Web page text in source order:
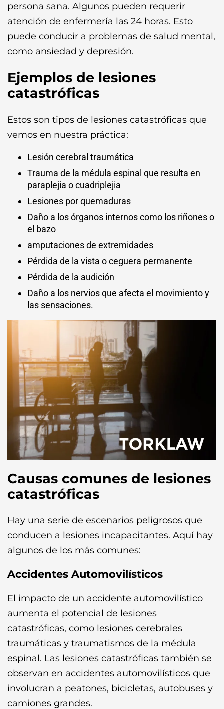
persona sana. Algunos pueden requerir
atención de enfermería las 24 horas. Esto
puede conducir a problemas de salud mental,
como ansiedad y depresión.
Ejemplos de lesiones
catastróficas
Estos son tipos de lesiones catastróficas que
vemos en nuestra práctica:
Lesión cerebral traumática
Trauma de la médula espinal que resulta en
paraplejia o cuadriplejia
Lesiones por quemaduras
Daño a los órganos internos como los riñones o
el bazo
amputaciones de extremidades
Pérdida de la vista o ceguera permanente
Pérdida de la audición
Daño a los nervios que afecta el movimiento y
las sensaciones.
Causas comunes de lesiones
catastróficas
Hay una serie de escenarios peligrosos que
conducen a lesiones incapacitantes. Aquí hay
algunos de los más comunes:
Accidentes Automovilísticos
El impacto de un accidente automovilístico
aumenta el potencial de lesiones
catastróficas, como lesiones cerebrales
traumáticas y traumatismos de la médula
espinal. Las lesiones catastróficas también se
observan en accidentes automovilísticos que
involucran a peatones, bicicletas, autobuses y
camiones grandes.